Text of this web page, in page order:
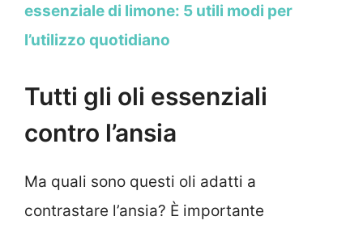
essenziale di limone: 5 utili modi per
l’utilizzo quotidiano
Tutti gli oli essenziali
contro l’ansia
Ma quali sono questi oli adatti a
contrastare l’ansia? È importante